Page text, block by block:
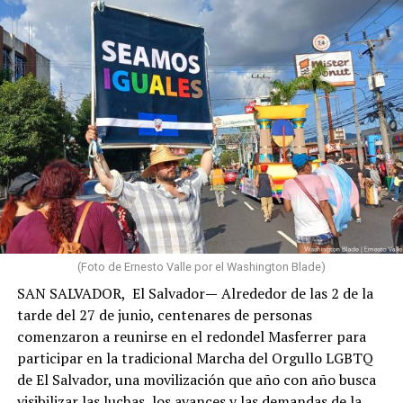
Cuando finalmente logré comunicarme, confirmé que
familiares y personas cercanas habían perdido sus
hogares, que distintas zonas de La Guaira enfrentaban
graves afectaciones y que comunidades como Carayaca,
El Junko y otros sectores del oeste del estado también
sufrían las consecuencias de los terremotos. Aunque
algunas de estas localidades registraron daños
estructurales de menor magnitud que las zonas más
devastadas, sus habitantes también vieron alterada su
vida cotidiana por la interrupción de servicios, las
dificultades de acceso y la profunda interdependencia
social, económica y comunitaria que caracteriza a La
Guaira.
(Foto de Ernesto Valle por el Washington Blade)
SAN SALVADOR, El Salvador— Alrededor de las 2 de la
tarde del 27 de junio, centenares de personas
comenzaron a reunirse en el redondel Masferrer para
participar en la tradicional Marcha del Orgullo LGBTQ
de El Salvador, una movilización que año con año busca